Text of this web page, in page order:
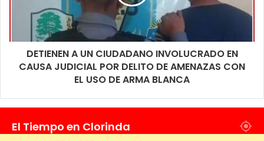
DETIENEN A UN CIUDADANO INVOLUCRADO EN
CAUSA JUDICIAL POR DELITO DE AMENAZAS CON
EL USO DE ARMA BLANCA
El Tiempo en Clorinda